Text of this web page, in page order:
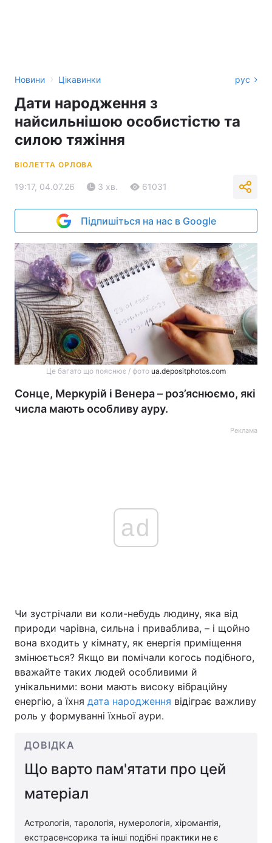
Новини › Цікавинки рус
Дати народження з
найсильнішою особистістю та
силою тяжіння
ВІОЛЕТТА ОРЛОВА
19:17, 04.07.26 3 хв. 61031
Підпишіться на нас в Google
Це багато що пояснює / фото ua.depositphotos.com
Сонце, Меркурій і Венера – роз’яснюємо, які
числа мають особливу ауру.
Реклама
ad
Чи зустрічали ви коли-небудь людину, яка від
природи чарівна, сильна і приваблива, – і щойно
вона входить у кімнату, як енергія приміщення
змінюється? Якщо ви помічали когось подібного,
вважайте таких людей особливими й
унікальними: вони мають високу вібраційну
енергію, а їхня дата народження відіграє важливу
роль у формуванні їхньої аури.
ДОВІДКА
Що варто пам'ятати про цей
матеріал
Астрологія, тарологія, нумерологія, хіромантія,
екстрасенсорика та інші подібні практики не є